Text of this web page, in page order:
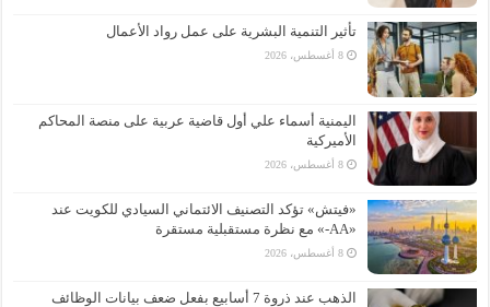
تأثير التنمية البشرية على عمل رواد الأعمال
8 أغسطس، 2026
اليمنية أسماء علي أول قاضية عربية على منصة المحاكم
الأميركية
8 أغسطس، 2026
«فيتش» تؤكد التصنيف الائتماني السيادي للكويت عند
«AA-» مع نظرة مستقبلية مستقرة
8 أغسطس، 2026
الذهب عند ذروة 7 أسابيع بفعل ضعف بيانات الوظائف